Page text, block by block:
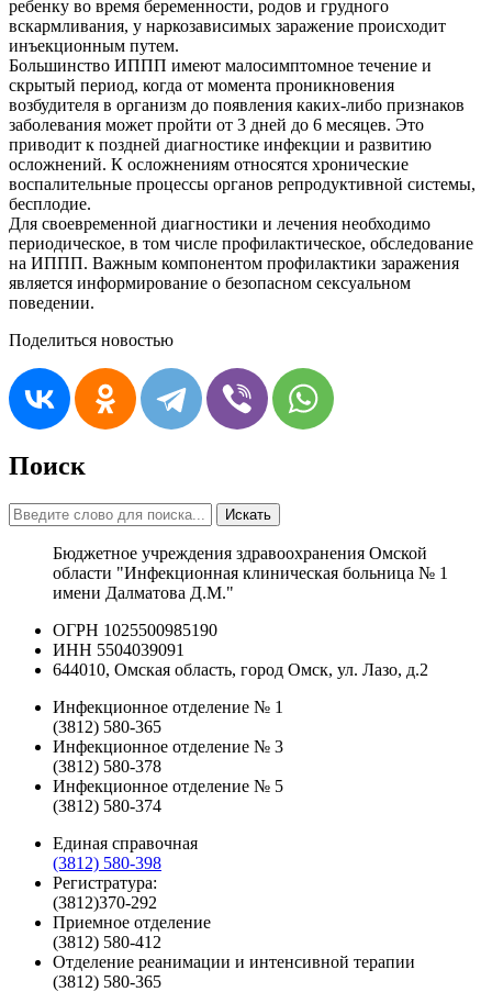
ребенку во время беременности, родов и грудного
вскармливания, у наркозависимых заражение происходит
инъекционным путем.
Большинство ИППП имеют малосимптомное течение и
скрытый период, когда от момента проникновения
возбудителя в организм до появления каких-либо признаков
заболевания может пройти от 3 дней до 6 месяцев. Это
приводит к поздней диагностике инфекции и развитию
осложнений. К осложнениям относятся хронические
воспалительные процессы органов репродуктивной системы,
бесплодие.
Для своевременной диагностики и лечения необходимо
периодическое, в том числе профилактическое, обследование
на ИППП. Важным компонентом профилактики заражения
является информирование о безопасном сексуальном
поведении.
Поделиться новостью
Поиск
Искать
Бюджетное учреждения здравоохранения Омской
области "Инфекционная клиническая больница № 1
имени Далматова Д.М."
ОГРН 1025500985190
ИНН 5504039091
644010, Омская область, город Омск, ул. Лазо, д.2
Инфекционное отделение № 1
(3812) 580-365
Инфекционное отделение № 3
(3812) 580-378
Инфекционное отделение № 5
(3812) 580-374
Единая справочная
(3812) 580-398
Регистратура:
(3812)370-292
Приемное отделение
(3812) 580-412
Отделение реанимации и интенсивной терапии
(3812) 580-365